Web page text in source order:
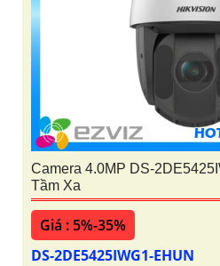
Camera 4.0MP DS-
Tầm Xa
Giá : 5%-35%
DS-2DE5425IWG1-EHUN